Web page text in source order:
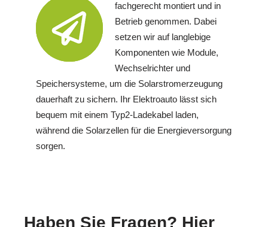
fachgerecht montiert und in
Betrieb genommen. Dabei
setzen wir auf langlebige
Komponenten wie Module,
Wechselrichter und
Speichersysteme, um die Solarstromerzeugung
dauerhaft zu sichern. Ihr Elektroauto lässt sich
bequem mit einem Typ2-Ladekabel laden,
während die Solarzellen für die Energieversorgung
sorgen.
Haben Sie Fragen? Hier